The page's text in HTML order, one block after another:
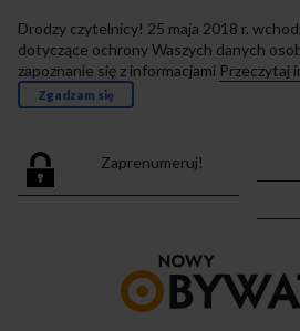
Drodzy czytelnicy! 25 maja 2018 r.
dotyczące ochrony Waszych danych
zapoznanie się z informacjami Przeczytaj
Zgadzam się
Zaprenumeruj!